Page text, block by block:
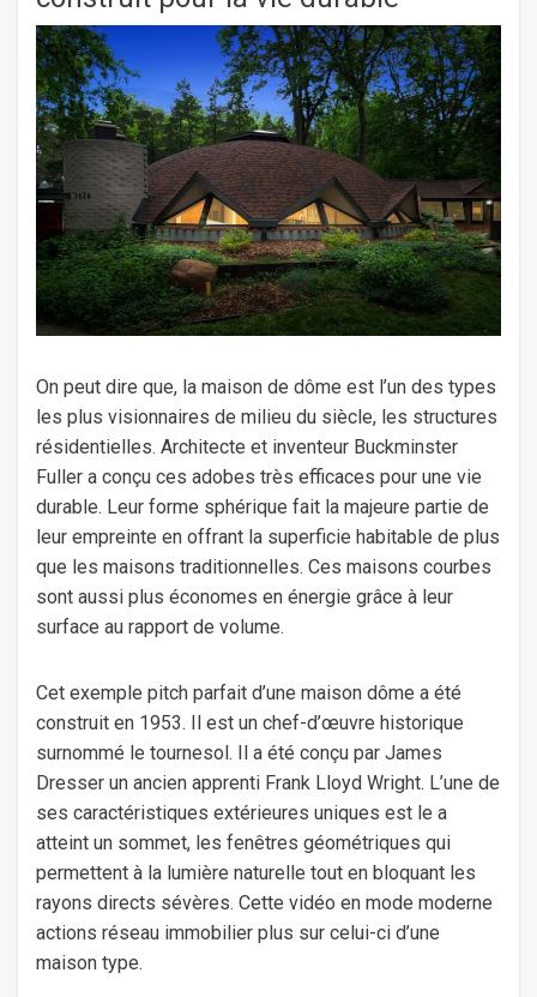
On peut dire que, la maison de dôme est l’un des types
les plus visionnaires de milieu du siècle, les structures
résidentielles. Architecte et inventeur Buckminster
Fuller a conçu ces adobes très efficaces pour une vie
durable. Leur forme sphérique fait la majeure partie de
leur empreinte en offrant la superficie habitable de plus
que les maisons traditionnelles. Ces maisons courbes
sont aussi plus économes en énergie grâce à leur
surface au rapport de volume.
Cet exemple pitch parfait d’une maison dôme a été
construit en 1953. Il est un chef-d’œuvre historique
surnommé le tournesol. Il a été conçu par James
Dresser un ancien apprenti Frank Lloyd Wright. L’une de
ses caractéristiques extérieures uniques est le a
atteint un sommet, les fenêtres géométriques qui
permettent à la lumière naturelle tout en bloquant les
rayons directs sévères. Cette vidéo en mode moderne
actions réseau immobilier plus sur celui-ci d’une
maison type.